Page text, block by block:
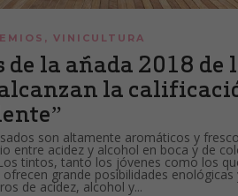
, VINICULTURA
de la añada 2018 de
alcanzan la
son altamente aromáticos y
entre acidez y alcohol en boca y de
tintos, tanto los jóvenes como los
grande posibilidades enológicas
de acidez, alcohol y...